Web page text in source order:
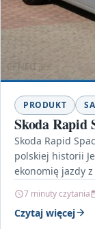
PRODUKT
Skoda Rapid
Skoda Rapid
polskiej historii
ekonomię jazdy
7 minuty czytania
Czytaj więcej